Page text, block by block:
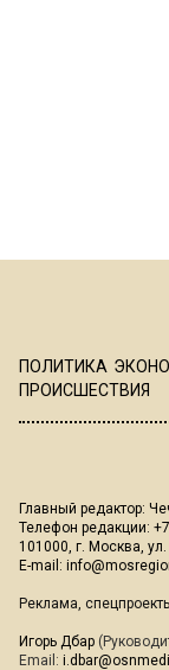
ПОЛИТИКА
ПРОИСШЕСТВИЯ
Главный редактор:
Телефон редакции:
101000, г. Москва,
E-mail:
Реклама,
Игорь Дбар
Email: